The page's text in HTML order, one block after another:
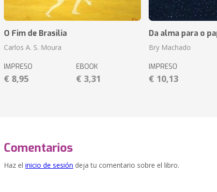
O Fim de Brasilia
Carlos A. S. Moura
IMPRESO
€ 8,95
EBOOK
€ 3,31
Da alma para o
Bry Machado
IMPRESO
€ 10,13
Comentarios
Haz el inicio de sesión deja tu comentario sobre el libro.